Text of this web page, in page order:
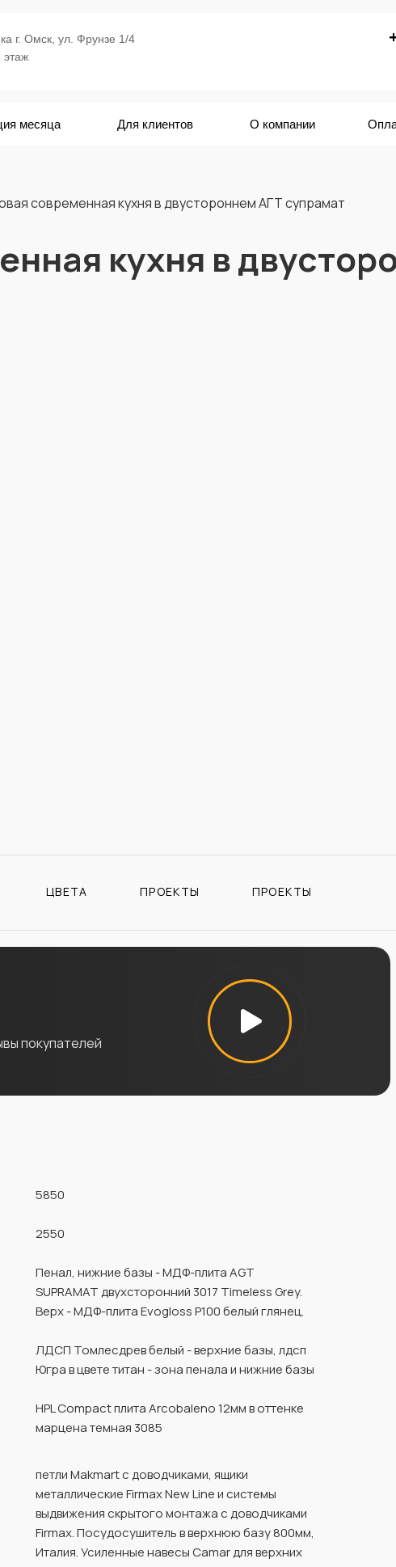
г. Омск, ул. Фрунзе 1/4
месяца Для клиентов О компании
современная кухня в двустороннем АГТ супрамат
кухня в
ЦВЕТА ПРОЕКТЫ ПРОЕКТЫ
покупателей
5850
2550
Пенал, нижние базы - МДФ-плита AGT
SUPRAMAT двухсторонний 3017 Timeless Grey.
Верх - МДФ-плита Evogloss Р100 белый глянец.
ЛДСП Томлесдрев белый - верхние базы, лдсп
Югра в цвете титан - зона пенала и нижние базы
HPL Compact плита Arcobaleno 12мм в оттенке
марцена темная 3085
петли Makmart с доводчиками, ящики
металлические Firmax New Line и системы
выдвижения скрытого монтажа с доводчиками
Firmax. Посудосушитель в верхнюю базу 800мм,
Италия. Усиленные навесы Camar для верхних